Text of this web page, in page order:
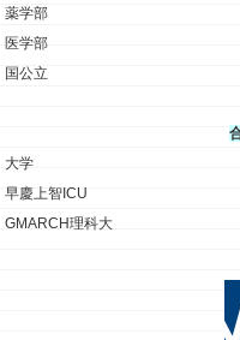
薬学部
医学部
国公立
大学
早慶上智ICU
GMARCH理科大